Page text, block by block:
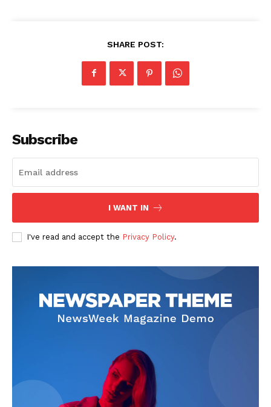
SHARE POST:
Subscribe
I WANT IN
I've read and accept the Privacy Policy.